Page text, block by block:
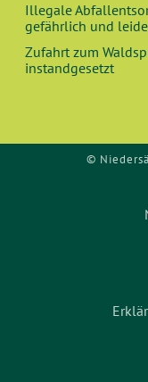
Illegale
gefährlich und
Zufahrt zum
instandgesetzt
©